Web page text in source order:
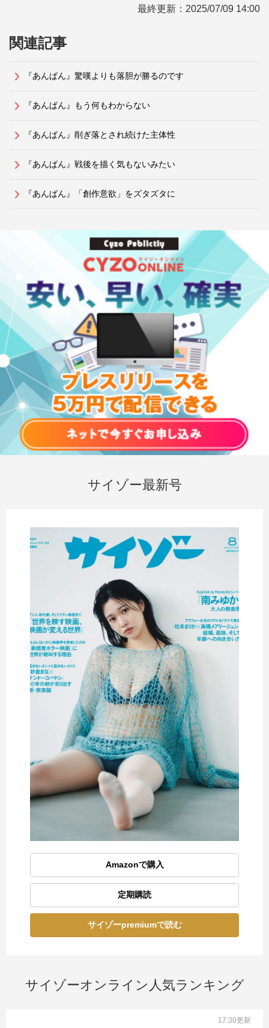
最終更新： 2025/07/09 14:00
関連記事
『あんぱん』驚嘆よりも落胆が勝るのです
『あんぱん』もう何もわからない
『あんぱん』削ぎ落とされ続けた主体性
『あんぱん』戦後を描く気もないみたい
『あんぱん』「創作意欲」をズタズタに
サイゾー最新号
Amazonで購入
定期購読
サイゾーpremiumで読む
サイゾーオンライン人気ランキング
17:30更新